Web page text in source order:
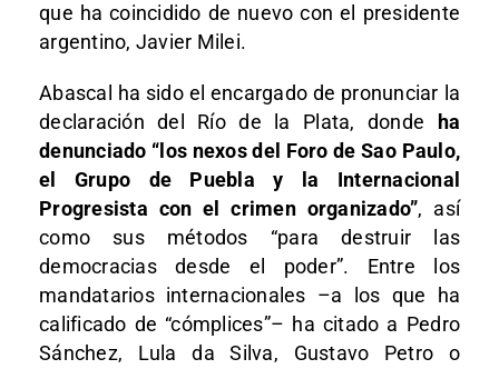
que ha coincidido de nuevo con el presidente
argentino, Javier Milei.
Abascal ha sido el encargado de pronunciar la
declaración del Río de la Plata, donde
ha
denunciado “los nexos del Foro de Sao Paulo,
el Grupo de Puebla y la Internacional
Progresista con el crimen organizado”, así
como sus métodos “para destruir las
democracias desde el poder”. Entre los
mandatarios internacionales –a los que ha
calificado de “cómplices”– ha citado a Pedro
Sánchez, Lula da Silva, Gustavo Petro o